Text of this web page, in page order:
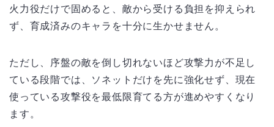
火力役だけで固めると、敵から受ける負担を抑えられ
ず、育成済みのキャラを十分に生かせません。
ただし、序盤の敵を倒し切れないほど攻撃力が不足し
ている段階では、ソネットだけを先に強化せず、現在
使っている攻撃役を最低限育てる方が進めやすくなり
ます。